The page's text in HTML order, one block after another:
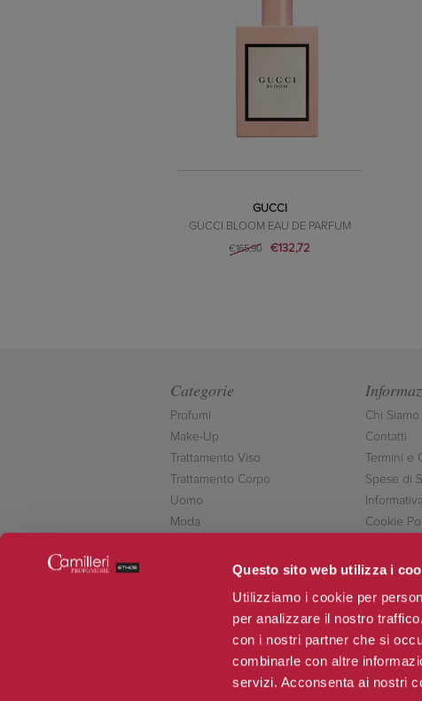
Questo sito web utilizza i
Utilizziamo i cookie per
per analizzare il nostro
con i nostri partner che si
combinarle con altre
servizi. Acconsenta ai nostri
GUCCI
GUCCI BLOOM EAU DE PARFUM
€165,90 €132,72
Categorie
Profumi
Make-Up
Trattamento Viso
Trattamento Corpo
Uomo
Moda
Chi Siamo
Contatti
Termini e
Spese di
Cookie